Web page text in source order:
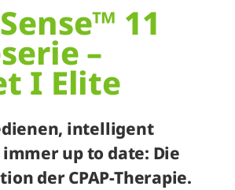
11
–
I Elite
intelligent
up to date: Die
der CPAP-Therapie.